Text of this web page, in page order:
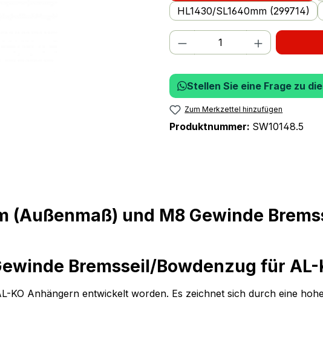
HL1430/SL1640mm (299714)
Produkt Anzahl: Gib
Stellen Sie eine Frage zu
Zum Merkzettel hinzufügen
Produktnummer: SW10148.5
und M8 Gewinde
Bremsseil/Bowdenzug für
KO Anhängern entwickelt worden. Es zeichnet sich durch eine